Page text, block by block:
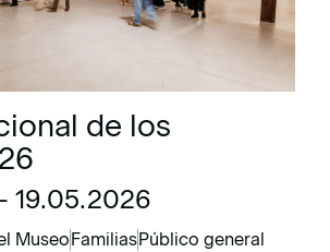
de los
19.05.2026
Museo FamiliasPúblico general